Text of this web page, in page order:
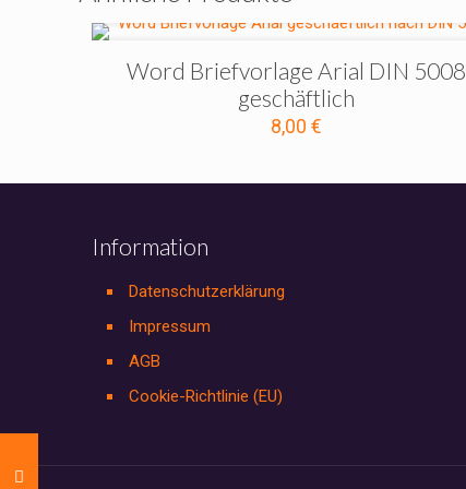
Word Briefvorlage Arial DIN 5008
geschäftlich
8,00€
Information
Datenschutzerklärung
Impressum
AGB
Cookie-Richtlinie (EU)